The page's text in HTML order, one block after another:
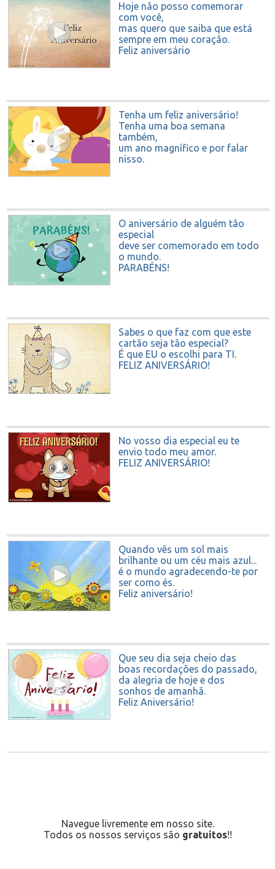
Hoje não posso comemorar
com você,
mas quero que saiba que está
sempre em meu coração.
Feliz aniversário
Tenha um feliz aniversário!
Tenha uma boa semana
também,
um ano magnífico e por falar
nisso,
O aniversário de alguém tão
especial
deve ser comemorado em todo
o mundo.
PARABÉNS!
Sabes o que faz com que este
cartão seja tão especial?
É que EU o escolhi para TI.
FELIZ ANIVERSÁRIO!
No vosso dia especial eu te
envio todo meu amor.
FELIZ ANIVERSÁRIO!
Quando vês um sol mais
brilhante ou um céu mais azul...
é o mundo agradecendo-te por
ser como és.
Feliz aniversário!
Que seu dia seja cheio das
boas recordações do passado,
da alegria de hoje e dos
sonhos de amanhã.
Feliz Aniversário!
Navegue livremente em nosso site.
Todos os nossos serviços são gratuitos!!